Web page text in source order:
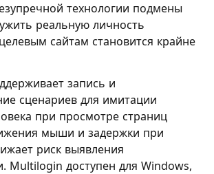
технологии подмены
реальную личность
сайтам становится крайне
запись и
сценариев для имитации
при просмотре страниц
мыши и задержки при
риск выявления
Multilogin доступен для Windows,